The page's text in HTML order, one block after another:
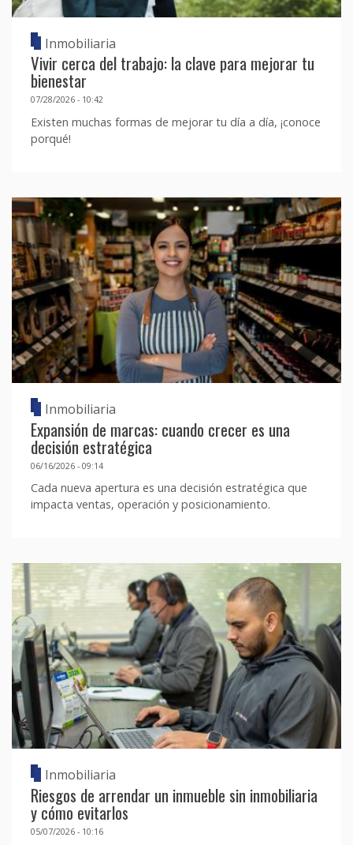
Inmobiliaria
Vivir cerca del trabajo: la clave para mejorar tu
bienestar
07/28/2026 - 10:42
Existen muchas formas de mejorar tu día a día, ¡conoce
porqué!
Inmobiliaria
Expansión de marcas: cuando crecer es una
decisión estratégica
06/16/2026 - 09:14
Cada nueva apertura es una decisión estratégica que
impacta ventas, operación y posicionamiento.
Inmobiliaria
Riesgos de arrendar un inmueble sin inmobiliaria
y cómo evitarlos
05/07/2026 - 10:16